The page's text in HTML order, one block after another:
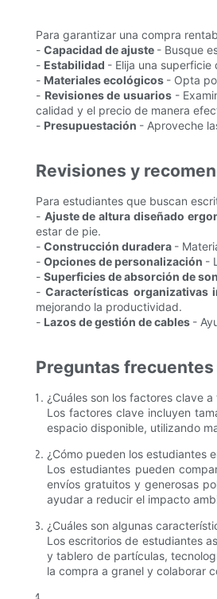
Para garantizar una compra
- Capacidad de ajuste - Busque
- Estabilidad - Elija una
- Materiales ecológicos - Opta
- Revisiones de usuarios -
calidad y el precio de manera
- Presupuestación - Aproveche
Revisiones y
Para estudiantes que buscan
- Ajuste de altura diseñado
estar de pie.
- Construcción duradera -
- Opciones de personalización -
- Superficies de absorción de
-Características organizativas
mejorando la productividad.
- Lazos de gestión de cables -
Preguntas
¿Cuáles son los factores clave
Los factores clave incluyen
espacio disponible, utilizando
¿Cómo pueden los estudiantes
Los estudiantes pueden
envíos gratuitos y generosas
ayudar a reducir el impacto
¿Cuáles son algunas
Los escritorios de estudiantes
y tablero de partículas,
la compra a granel y colaborar